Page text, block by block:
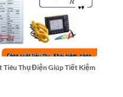
Tiêu Thụ Điện Giúp Tiết Kiệm